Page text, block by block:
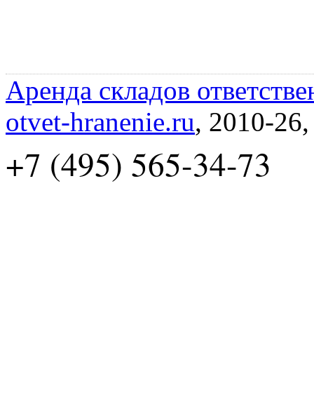
Аренда складов
otvet-hranenie.ru, 2010-
+7 (495) 565-34-73